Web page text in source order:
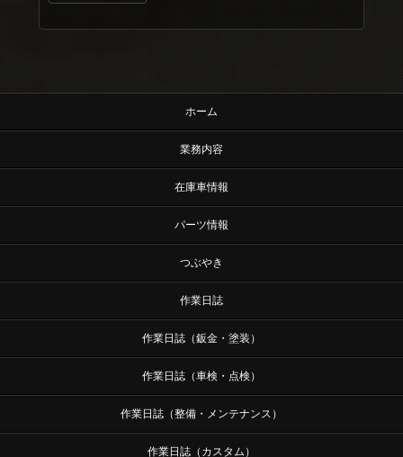
ホーム
業務内容
在庫車情報
パーツ情報
つぶやき
作業日誌
作業日誌（鈑金・塗装）
作業日誌（車検・点検）
作業日誌（整備・メンテナンス）
作業日誌（カスタム）